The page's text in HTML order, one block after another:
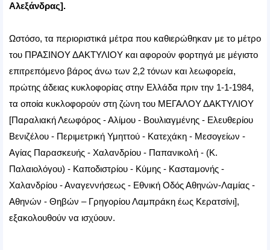
Αλεξάνδρας].
Ωστόσο, τα περιοριστικά μέτρα που καθιερώθηκαν με το μέτρο
του ΠΡΑΣΙΝΟΥ ΔΑΚΤΥΛΙΟΥ και αφορούν φορτηγά με μέγιστο
επιτρεπόμενο βάρος άνω των 2,2 τόνων και λεωφορεία,
πρώτης άδειας κυκλοφορίας στην Ελλάδα πριν την 1-1-1984,
τα οποία κυκλοφορούν στη ζώνη του ΜΕΓΑΛΟΥ ΔΑΚΤΥΛΙΟΥ
[Παραλιακή Λεωφόρος - Αλίμου - Βουλιαγμένης - Ελευθερίου
Βενιζέλου - Περιμετρική Υμηττού - Κατεχάκη - Μεσογείων -
Αγίας Παρασκευής - Χαλανδρίου - Παπανικολή - (Κ.
Παλαιολόγου) - Καποδιστρίου - Κύμης - Κασταμονής -
Χαλανδρίου - Αναγεννήσεως - Εθνική Οδός Αθηνών-Λαμίας -
Αθηνών - Θηβών – Γρηγορίου Λαμπράκη έως Κερατσίνι],
εξακολουθούν να ισχύουν.